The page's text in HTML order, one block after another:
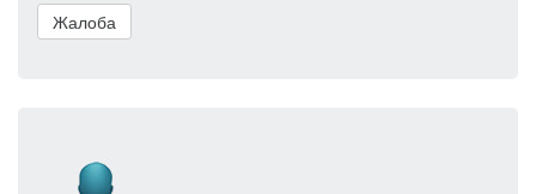
Жалоба